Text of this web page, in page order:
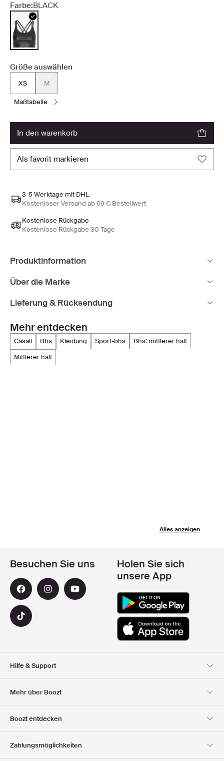
Farbe:BLACK
Größe auswählen
XS M
maßtabelle
in den warenkorb
als favorit markieren
3-5 Werktage mit DHL
Kostenloser Versand ab 69 € Bestellwert
Kostenlose Rückgabe
Kostenlose Rückgabe 30 Tage
Produktinformation
Über die Marke
Lieferung & Rücksendung
Mehr entdecken
casall bhs kleidung sport-bhs
bhs: mittlerer halt
mittlerer halt
Alles anzeigen
Hilfe & Support
Mehr über Boozt
Boozt entdecken
Besuchen Sie uns
Holen Sie sich
unsere App
Zahlungsmöglichkeiten